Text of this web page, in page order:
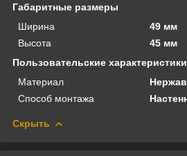
Габаритные размеры
Ширина
49 мм
Высота
45 мм
Пользовательские характеристики
Материал
Способ монтажа
Скрыть